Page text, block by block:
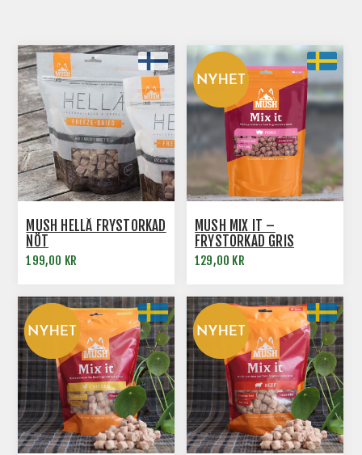
MUSH HELLÄ FRYSTORKAD
NÖT
199,00 KR
MUSH MIX IT –
FRYSTORKAD GRIS
129,00 KR